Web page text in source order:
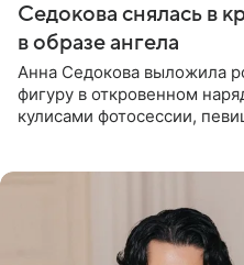
Седокова снялась в
в образе ангела
Анна Седокова выложила
фигуру в откровенном
кулисами фотосессии,